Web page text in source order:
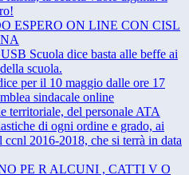
ESPERO ON LINE CON CISL
Scuola dice basta alle beffe ai
scuola.
per il 10 maggio dalle ore 17
sindacale online
territoriale, del personale ATA
di ogni ordine e grado, ai
ccnl 2016-2018, che si terrà in data
PE R ALCUNI , CATTI V O